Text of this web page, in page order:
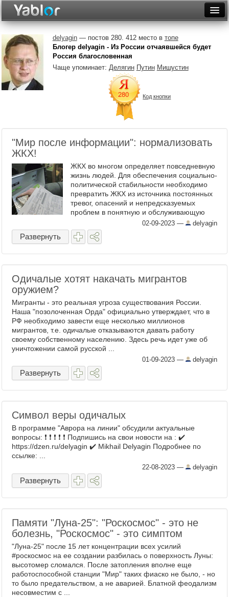
Неделя
Месяц
Рейтинги
Архив
delyagin— постов 280. 412 место в топе
Блогер delyagin - Из России отчаявшейся будет
Россия благословенная
Чаще упоминает: Делягин Путин Мишустин
Код кнопки
"Мир после информации": нормализовать
ЖКХ!
ЖКХ во многом определяет повседневную
жизнь людей. Для обеспечения социально-
политической стабильности необходимо
превратить ЖКХ из источника постоянных
тревог, опасений и непредсказуемых
проблем в понятную и обслуживающую
нужды людей систему. Прежде всего,
следует (как это было ...
02-09-2023 — delyagin
Развернуть
Одичалые хотят накачать мигрантов
оружием?
Мигранты - это реальная угроза существования России.
Наша "позолоченная Орда" официально утверждает, что в
РФ необходимо завести еще несколько миллионов
мигрантов, т.е. одичалые отказываются давать работу
своему собственному населению. Здесь речь идет уже об
уничтожении самой русской ...
01-09-2023 — delyagin
Развернуть
Символ веры одичалых
В программе "Аврора на линии" обсудили актуальные
вопросы: ❗️ ❗️ ❗️ ❗️ ❗️ Подпишись на свои новости на : ✔️
https://dzen.ru/delyagin ✔️ Mikhail Delyagin Подробнее по
ссылке: ...
22-08-2023 — delyagin
Развернуть
Памяти "Луна-25": "Роскосмос" - это не
болезнь, "Роскосмос" - это симптом
"Луна-25" после 15 лет концентрации всех усилий
#роскосмос на ее создании разбилась о поверхность Луны:
высотомер сломался. После затопления вполне еще
работоспособной станции "Мир" таких фиаско не было, - но
то было предательством, а не аварией. Блатной феодализм
несовместим с ...